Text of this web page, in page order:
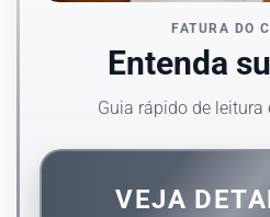
FATURA DO
Entenda
Guia rápido de leitura
VEJA